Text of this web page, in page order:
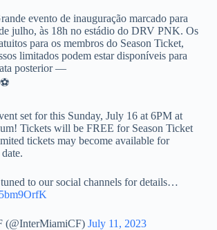
evento de inauguração marcado para
julho, às 18h no estádio do DRV PNK. Os
para os membros do Season Ticket,
limitados podem estar disponíveis para
posterior —
set for this Sunday, July 16 at 6PM at
Tickets will be FREE for Season Ticket
tickets may become available for
to our social channels for details…
July 11, 2023